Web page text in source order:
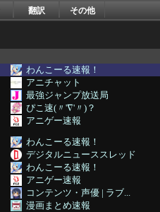
翻訳 その他
わんこーる速報！
アニチャット
最強ジャンプ放送局
ぴこ速(〃'∇'〃)？
アニゲー速報
わんこーる速報！
デジタルニューススレッド
わんこーる速報！
アニゲー速報
コンテンツ・声優 | ラブ...
漫画まとめ速報